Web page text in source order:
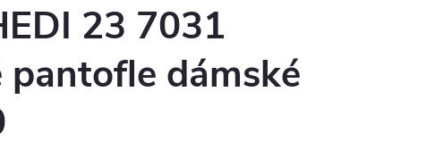
23 7031
pantofle dámské